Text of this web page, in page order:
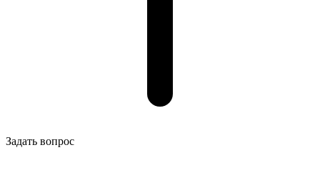
Задать вопрос